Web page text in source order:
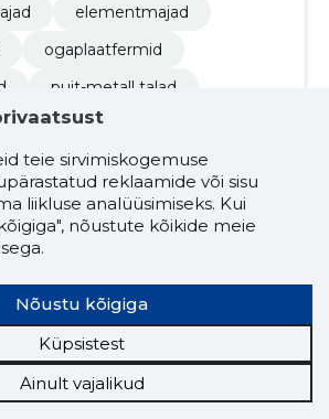
elementmajad
ogaplaatfermid
puit-metall talad
puitkarkassi tootmine
ehitus
ehituslahendused
eritellimusel puitdetailid
5.0 1 hinnang
OÜ Harjumaa
teie sirvimiskogemuse
reklaamide või sisu
liikluse analüüsimiseks. Kui
nõustute kõikide meie
Nõustu kõigiga
Küpsistest
Ainult vajalikud